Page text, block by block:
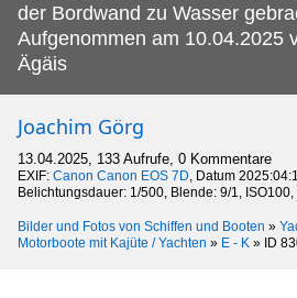
der Bordwand zu Wasser
Aufgenommen am 10.04.2025
Ägäis
Joachim Görg
13.04.2025, 133 Aufrufe, 0 Kommentare
EXIF: Canon Canon EOS 7D, Datum
Belichtungsdauer: 1/500, Blende: 9/1,
Bilder und Fotos von Schiffen und Booten »
Motorboote mit Kajüte / Yachten » E - K » ID